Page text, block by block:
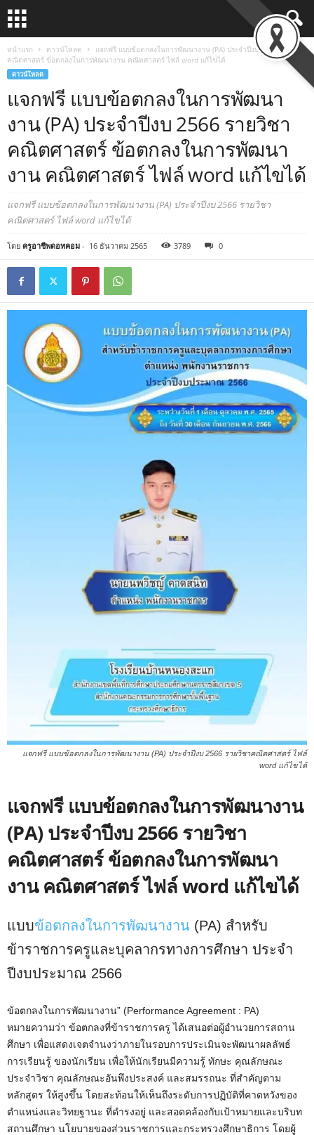
หน้าแรก ดาวน์โหลด
แจกฟรี แบบข้อตกลงในการพัฒนางาน (PA) ประจำปีงบ 2566 รายวิชา
คณิตศาสตร์ ข้อตกลงในการพัฒนางาน คณิตศาสตร์ ไฟล์ word แก้ไขได้
ดาวน์โหลด
แจกฟรี แบบข้อตกลงในการพัฒนา
งาน (PA) ประจำปีงบ 2566 รายวิชา
คณิตศาสตร์ ข้อตกลงในการพัฒนา
งาน คณิตศาสตร์ ไฟล์ word แก้ไขได้
แจกฟรี แบบข้อตกลงในการพัฒนางาน (PA) ประจำปีงบ 2566 รายวิชา
คณิตศาสตร์ ไฟล์ word แก้ไขได้
โดย ครูอาชีพดอทคอม - 16 ธันวาคม 2565 3789 0
แจกฟรี แบบข้อตกลงในการพัฒนางาน (PA) ประจำปีงบ 2566 รายวิชาคณิตศาสตร์ ไฟล์
word แก้ไขได้
แจกฟรี แบบข้อตกลงในการพัฒนางาน
(PA) ประจำปีงบ 2566 รายวิชา
คณิตศาสตร์ ข้อตกลงในการพัฒนา
งาน คณิตศาสตร์ ไฟล์ word แก้ไขได้
แบบข้อตกลงในการพัฒนางาน (PA) สำหรับ
ข้าราชการครูและบุคลากรทางการศึกษา ประจำ
ปีงบประมาณ 2566
ข้อตกลงในการพัฒนางาน” (Performance Agreement : PA)
หมายความว่า ข้อตกลงที่ข้าราชการครู ได้เสนอต่อผู้อำนวยการสถาน
ศึกษา เพื่อแสดงเจตจำนงว่าภายในรอบการประเมินจะพัฒนาผลลัพธ์
การเรียนรู้ ของนักเรียน เพื่อให้นักเรียนมีความรู้ ทักษะ คุณลักษณะ
ประจำวิชา คุณลักษณะอันพึงประสงค์ และสมรรถนะ ที่สำคัญตาม
หลักสูตร ให้สูงขึ้น โดยสะท้อนให้เห็นถึงระดับการปฏิบัติที่คาดหวังของ
ตำแหน่งและวิทยฐานะ ที่ดำรงอยู่ และสอดคล้องกับเป้าหมายและบริบท
สถานศึกษา นโยบายของส่วนราชการและกระทรวงศึกษาธิการ โดยผู้